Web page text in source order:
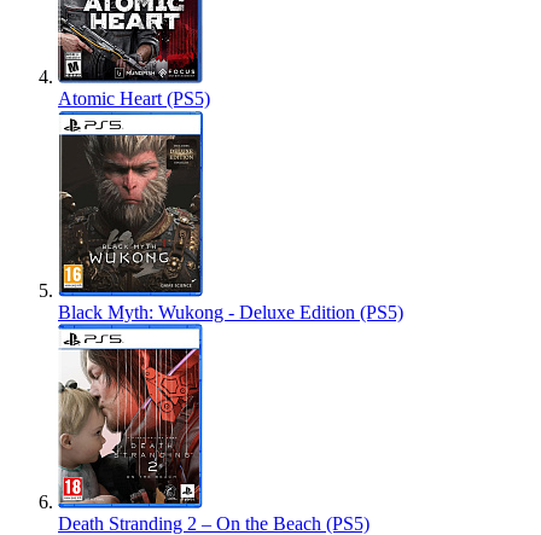
Atomic Heart (PS5)
Black Myth: Wukong - Deluxe Edition (PS5)
Death Stranding 2 – On the Beach (PS5)